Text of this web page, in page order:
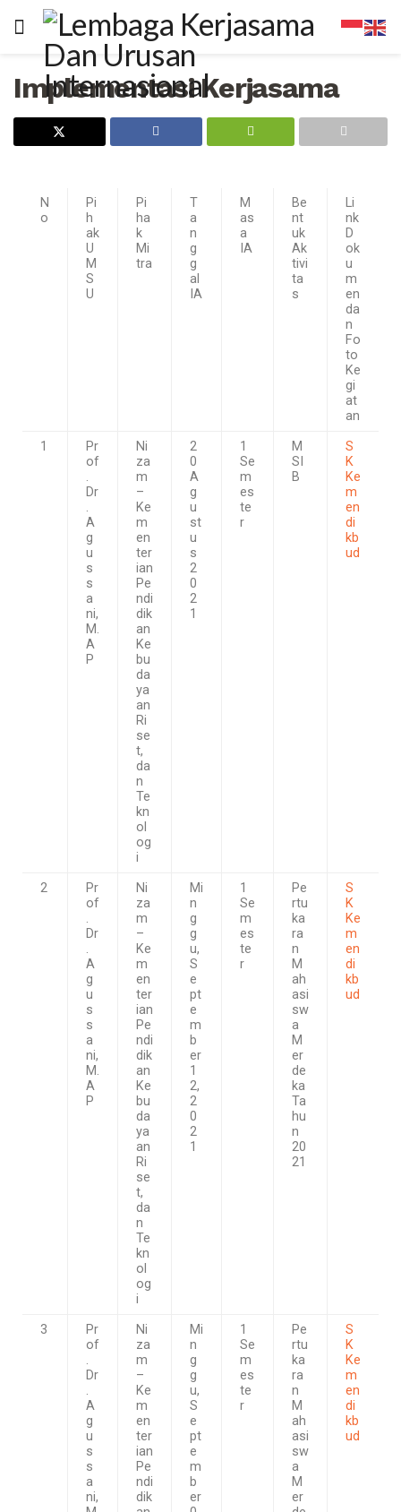
Implementasi Kerjasama
N
o
Pi
h
ak
U
M
S
U
Pi
ha
k
Mi
tra
T
a
n
g
g
al
IA
M
as
a
IA
Be
nt
uk
Ak
tivi
ta
s
Li
nk
D
ok
u
m
en
da
n
Fo
to
Ke
gi
at
an
1
Pr
of
.
Dr
.
A
g
u
s
s
a
ni,
M.
A
P
Ni
za
m
–
Ke
m
en
ter
ian
Pe
ndi
dik
an
Ke
bu
da
ya
an
Ri
se
t,
da
n
Te
kn
ol
og
i
2
0
A
g
u
st
u
s
2
0
2
1
1
Se
m
es
te
r
M
SI
B
S
K
Ke
m
en
di
kb
ud
2
Pr
of
.
Dr
.
A
g
u
s
s
a
ni,
M.
A
P
Ni
za
m
–
Ke
m
en
ter
ian
Pe
ndi
dik
an
Ke
bu
da
ya
an
Ri
se
t,
da
n
Te
kn
ol
og
i
Mi
n
g
g
u,
S
e
pt
e
m
b
er
1
2,
2
0
2
1
1
Se
m
es
te
r
Pe
rtu
ka
ra
n
M
ah
asi
sw
a
M
er
de
ka
Ta
hu
n
20
21
S
K
Ke
m
en
di
kb
ud
3
Pr
of
.
Dr
.
A
g
u
s
s
a
ni,
Ni
za
m
–
Ke
m
en
ter
ian
Pe
ndi
dik
Mi
n
g
g
u,
S
e
pt
e
m
b
er
1
Se
m
es
te
r
Pe
rtu
ka
ra
n
M
ah
asi
sw
a
M
er
S
K
Ke
m
en
di
kb
ud